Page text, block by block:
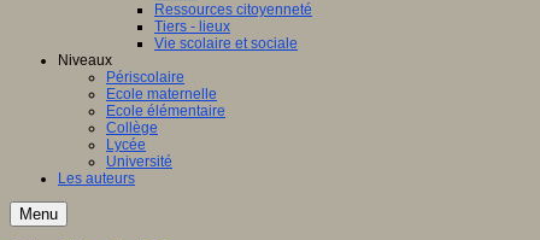
Ressources citoyenneté
Tiers - lieux
Vie scolaire et sociale
Niveaux
Périscolaire
Ecole maternelle
Ecole élémentaire
Collège
Lycée
Université
Les auteurs
Menu